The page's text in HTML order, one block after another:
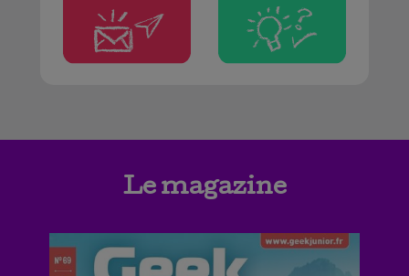
Le magazine